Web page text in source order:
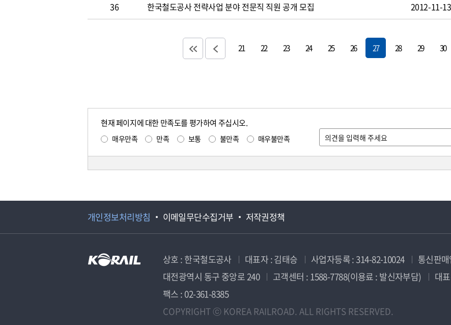
36 한국철도공사 전략사업 분야 전문직 직원 공개 모집 2012-11-13
21 22 23 24 25 26 27 28 29 30
현재 페이지에 대한 만족도를 평가하여 주십시오.
매우만족 만족 보통 불만족 매우불만족
개인정보처리방침 이메일무단수집거부 저작권정책
상호 : 한국철도공사 대표자 : 김태승 사업자등록 : 314-82-10024
통신판
대전광역시 동구 중앙로 240
고객센터 : 1588-7788(이용료 : 발신자부담)
대
팩스 : 02-361-8385
COPYRIGHT ⓒ KOREA RAILROAD. ALL RIGHTS RESERVED.